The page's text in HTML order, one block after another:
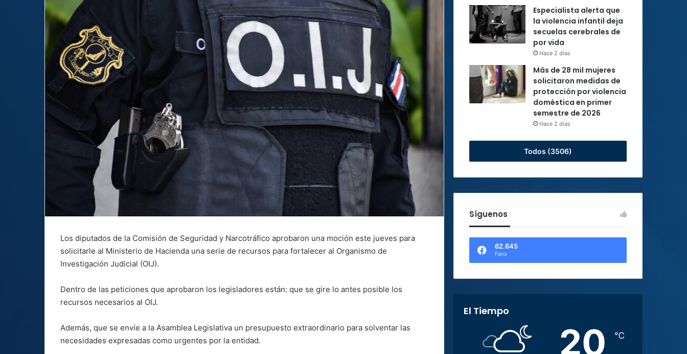
Los diputados de la Comisión de Seguridad y Narcotráfico aprobaron una moción este jueves para
solicitarle al Ministerio de Hacienda una serie de recursos para fortalecer al Organismo de
Investigación Judicial (OIJ).
Dentro de las peticiones que aprobaron los legisladores están: que se gire lo antes posible los
recursos necesarios al OIJ.
Además, que se envíe a la Asamblea Legislativa un presupuesto extraordinario para solventar las
necesidades expresadas como urgentes por la entidad.
Especialista alerta que
la violencia infantil deja
secuelas cerebrales de
por vida
Hace 2 días
Más de 28 mil mujeres
solicitaron medidas de
protección por violencia
doméstica en primer
semestre de 2026
Hace 2 días
Todos (3506)
Síguenos
62.645
Fans
El Tiempo
20 ℃